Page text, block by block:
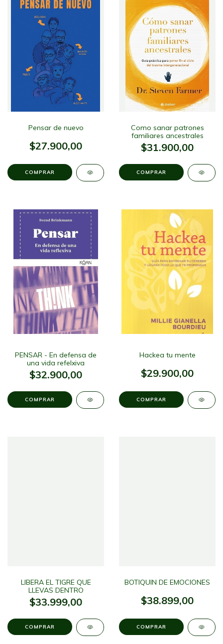
Pensar de nuevo
$27.900,00
Como sanar patrones
familiares ancestrales
$31.900,00
PENSAR - En defensa de
una vida refelxiva
$32.900,00
Hackea tu mente
$29.900,00
LIBERA EL TIGRE QUE
LLEVAS DENTRO
$33.999,00
BOTIQUIN DE EMOCIONES
$38.899,00